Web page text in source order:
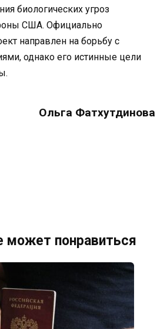
биологических угроз
США. Официально
направлен на борьбу с
однако его истинные цели
Ольга Фатхутдинова
может понравиться